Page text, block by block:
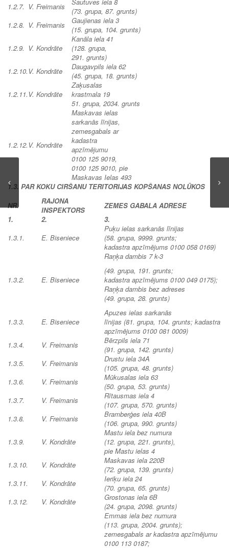
1.2.7. V. Freimanis
(73. grupa, 87. grunts)
1.2.8. V. Freimanis
Gaujienas iela 3
(15. grupa, 104. grunts)
1.2.9. V. Kondrāte
Kanāla iela 41
(128. grupa,
291. grunts)
1.2.10.V. Kondrāte
Daugavpils iela 62
(45. grupa, 18. grunts)
1.2.11.V. Kondrāte
Zaķusalas
krastmala 19
51. grupa, 2034. grunts
1.2.12.V. Kondrāte
Maskavas ielas
sarkanās līnijas,
zemesgabals ar
kadastra
apzīmējumu
0100 125 9019,
0100 125 9010, pie
Maskavas Ielas 493
1.3. PAR KOKU CIRŠANU TERITORIJAS KOPŠANAS NOLŪKOS
NR.
RAJONA
INSPEKTORS
ZEMES GABALA ADRESE
1.
2.
3.
1.3.1.
E. Biseniece
Puķu ielas sarkanās līnijas
(58. grupa, 9999. grunts;
kadastra apzīmējums 0100 058 0169)
1.3.2. E. Biseniece
Raņķa dambis 7 k-3
(49. grupa, 191. grunts;
kadastra apzīmējums 0100 049 0175);
Raņķa dambis bez adreses
(49. grupa, 28. grunts)
1.3.3. E. Biseniece
Apuzes ielas sarkanās
līnijas (81. grupa, 104. grunts; kadastra
apzīmējums 0100 081 0009)
1.3.4.
V. Freimanis
Bērzpils iela 71
(91. grupa, 142. grunts)
1.3.5.
V. Freimanis
Drustu iela 34A
(105. grupa, 48. grunts)
1.3.6.
V. Freimanis
Mūkusalas iela 63
(50. grupa, 53. grunts)
1.3.7.
V. Freimanis
Rītausmas iela 4
(107. grupa, 570. grunts)
1.3.8.
V. Freimanis
Bramberģes iela 40B
(106. grupa, 990. grunts)
1.3.9.
V. Kondrāte
Mastu iela bez numura
(12. grupa, 221. grunts),
pie Mastu ielas 4
1.3.10.
V. Kondrāte
Maskavas iela 220B
(72. grupa, 139. grunts)
1.3.11.
V. Kondrāte
Ieriķu iela 24
(70. grupa, 65. grunts)
1.3.12.
V. Kondrāte
Grostonas iela 6B
(24. grupa, 2098. grunts)
Emmas iela bez numura
(113. grupa, 2004. grunts);
zemesgabals ar kadastra apzīmējumu
0100 113 0187;